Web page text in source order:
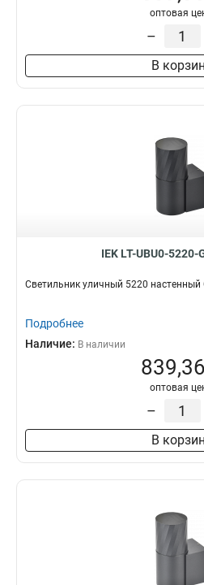
оптовая
–
В
IEK LT-UBU0-5220-
Светильник уличный 5220 настенный
Подробнее
Наличие: В наличии
оптовая
–
В